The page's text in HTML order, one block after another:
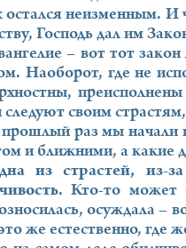
остался неизменным. И
Господь дал им
– вот тот
Наоборот, где не
своим
раз мы начали
и ближними, а какие
из страстей, из-
. Кто-то может
осуждала –
же естественно, где